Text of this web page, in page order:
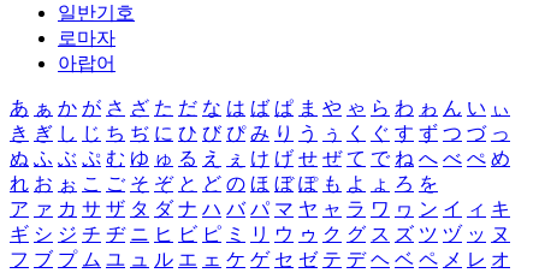
일반기호
로마자
아랍어
あ ぁ か が さ ざ た だ な は ば ぱ ま や ゃ ら わ ゎ ん い ぃ
き ぎ し じ ち ぢ に ひ び ぴ み り う ぅ く ぐ す ず つ づ っ
ぬ ふ ぶ ぷ む ゆ ゅ る え ぇ け げ せ ぜ て で ね へ べ ぺ め
れ お ぉ こ ご そ ぞ と ど の ほ ぼ ぽ も よ ょ ろ を
ア ァ カ サ ザ タ ダ ナ ハ バ パ マ ヤ ャ ラ ワ ヮ ン イ ィ キ
ギ シ ジ チ ヂ ニ ヒ ビ ピ ミ リ ウ ゥ ク グ ス ズ ツ ヅ ッ ヌ
フ ブ プ ム ユ ュ ル エ ェ ケ ゲ セ ゼ テ デ ヘ ベ ペ メ レ オ